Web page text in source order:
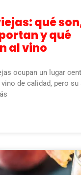
qué
y qué
al vino
ocupan un lugar
de calidad, pero